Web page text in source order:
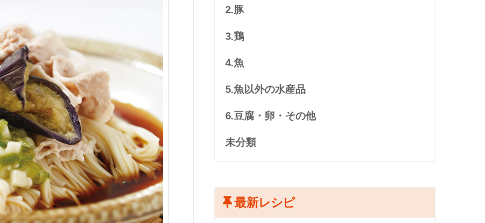
2.豚
3.鶏
4.魚
5.魚以外の水産品
6.豆腐・卵・その他
未分類
最新レシピ